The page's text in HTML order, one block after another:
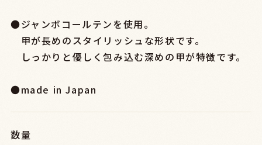
●ジャンボコールテンを使用。
甲が長めのスタイリッシュな形状です。
しっかりと優しく包み込む深めの甲が特徴です。
●made in Japan
数量